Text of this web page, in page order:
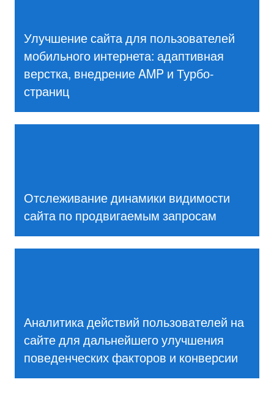
Улучшение сайта для пользователей
мобильного интернета: адаптивная
верстка, внедрение AMP и Турбо-
страниц
Отслеживание динамики видимости
сайта по продвигаемым запросам
Аналитика действий пользователей на
сайте для дальнейшего улучшения
поведенческих факторов и конверсии